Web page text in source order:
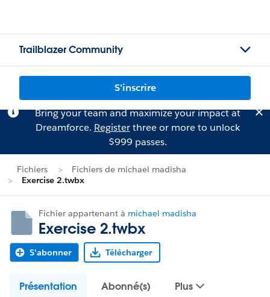
Trailblazer Community
S'inscrire
Bring your team and maximize your impact at
Dreamforce. Registerthree or more to unlock
$999 passes.
Fichiers
Fichiers de michael madisha
Exercise 2.twbx
Fichier appartenant à michael madisha
Exercise 2.twbx
S'abonner Télécharger
Présentation Abonné(s) Plus